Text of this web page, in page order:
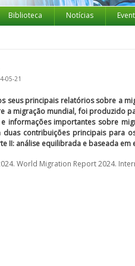
Biblioteca Notícias
05-21
seus principais relatórios sobre a
a migração mundial, foi produzido
informações importantes sobre
contribuições principais para
II: análise equilibrada e baseada
World Migration Report 2024.